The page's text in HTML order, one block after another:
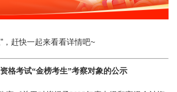
，赶快一起来看看详情吧~
格考试“金榜考生”考察对象的公示